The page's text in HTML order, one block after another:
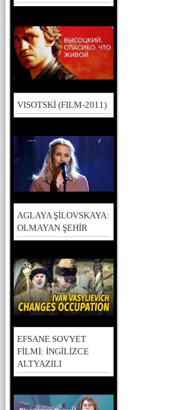
VISOTSKİ (FILM-2011)
AGLAYA ŞİLOVSKAYA:
OLMAYAN ŞEHİR
EFSANE SOVYET
FİLMİ: İNGİLİZCE
ALTYAZILI